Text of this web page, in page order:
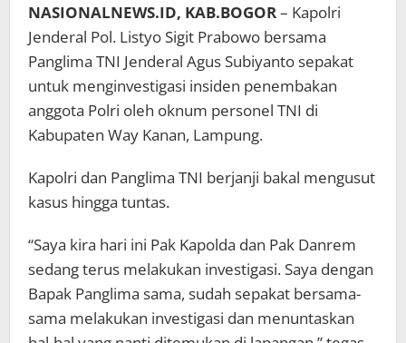
NASIONALNEWS.ID, KAB.BOGOR– Kapolri
Jenderal Pol. Listyo Sigit Prabowo bersama
Panglima TNI Jenderal Agus Subiyanto sepakat
untuk menginvestigasi insiden penembakan
anggota Polri oleh oknum personel TNI di
Kabupaten Way Kanan, Lampung.
Kapolri dan Panglima TNI berjanji bakal mengusut
kasus hingga tuntas.
“Saya kira hari ini Pak Kapolda dan Pak Danrem
sedang terus melakukan investigasi. Saya dengan
Bapak Panglima sama, sudah sepakat bersama-
sama melakukan investigasi dan menuntaskan